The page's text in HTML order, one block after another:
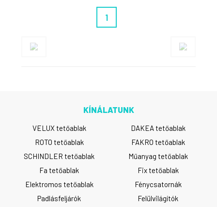
1
KÍNÁLATUNK
VELUX tetőablak
DAKEA tetőablak
ROTO tetőablak
FAKRO tetőablak
SCHINDLER tetőablak
Műanyag tetőablak
Fa tetőablak
Fix tetőablak
Elektromos tetőablak
Fénycsatornák
Padlásfeljárók
Felülvilágítók